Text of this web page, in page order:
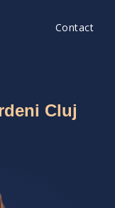
Contact
Cluj